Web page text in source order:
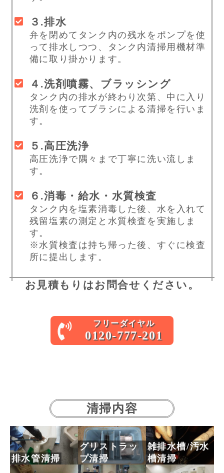
３.排水
弁を閉めてタンク内の残水をポンプを使
って排水しつつ、タンク内清掃用機材準
備に取り掛かります。
４.洗剤噴霧、ブラッシング
タンク内の排水が終わり次第、中に入り
洗剤を使ってブラシによる清掃を行いま
す。
５.高圧洗浄
高圧洗浄で隅々まで丁寧に洗い流しま
す。
６.消毒・給水・水質検査
タンク内を塩素消毒した後、水を入れて
残留塩素の測定と水質検査を実施しま
す。
※水質検査は持ち帰った後、すぐに検査
所に提出します。
お見積もりはお問合せください。
フリーダイヤル
0120-777-201
清掃内容
排水管清掃
グリストラッ
プ清掃
雑排水槽/汚水
槽清掃